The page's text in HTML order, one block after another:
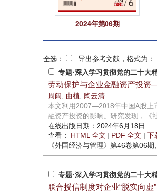
2024年第06期
全选：
导出参考文献，格式为：
专题·深入学习贯彻党的二十大
劳动保护与企业金融资产投
周阔 曲植
陶云清
本文利用2007—2018年中国A股上
融资产投资的影响。研究发现，《
在线出版日期：2024年6月18日
查看： HTML 全文 | PDF 全文 | 下
《外国经济与管理》 第46卷第06期
专题·深入学习贯彻党的二十大
联合授信制度对企业“脱实向